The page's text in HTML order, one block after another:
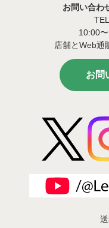
お問い合わ
10:00
店舗とWeb通
お問